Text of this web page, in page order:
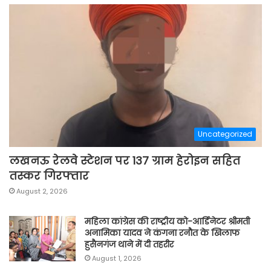
Uncategorized
लखनऊ रेलवे स्टेशन पर 137 ग्राम हेरोइन सहित
तस्कर गिरफ्तार
August 2, 2026
महिला कांग्रेस की राष्ट्रीय को-आर्डिनेटर श्रीमती
अनामिका यादव ने कंगना रनौत के खिलाफ
हुसैनगंज थाने में दी तहरीर
August 1, 2026